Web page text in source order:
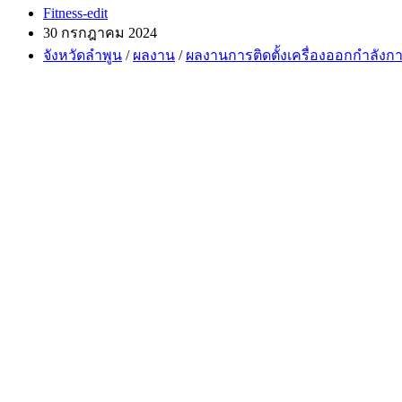
Post
author:
Fitness-edit
Post
published:
30 กรกฎาคม 2024
Post
category:
จังหวัดลำพูน / ผลงาน / ผลงานการติดตั้งเครื่องออกกำลังก